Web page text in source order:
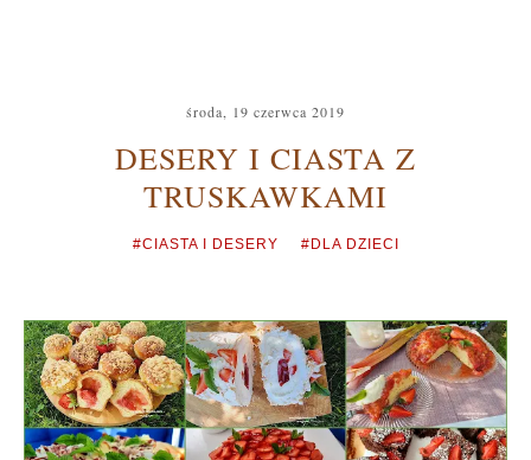
środa, 19 czerwca 2019
DESERY I CIASTA Z
TRUSKAWKAMI
#CIASTA I DESERY #DLA DZIECI